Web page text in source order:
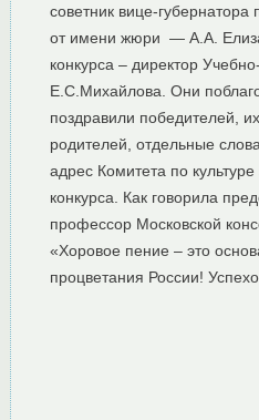
советник вице-
от имени жюри — А.А.
конкурса – директор
Е.С.Михайлова. Они
поздравили победителей,
родителей, отдельные
адрес Комитета по
конкурса. Как говорила
профессор Московской
«Хоровое пение – это
процветания России!